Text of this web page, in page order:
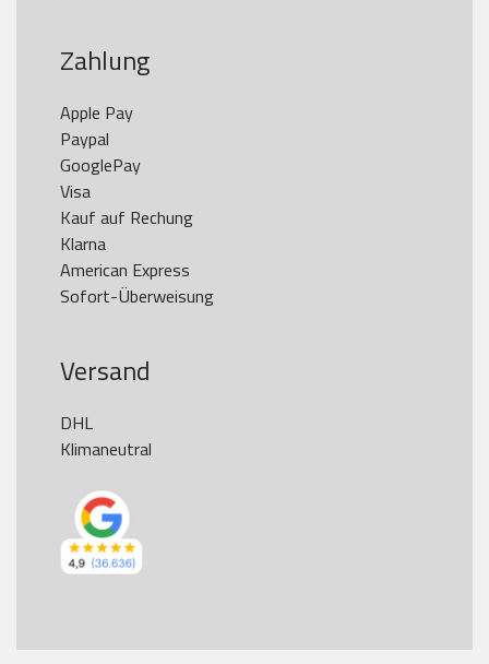
Zahlung
Apple Pay
Paypal
GooglePay
Visa
Kauf auf Rechung
Klarna
American Express
Versand
DHL
Klimaneutral